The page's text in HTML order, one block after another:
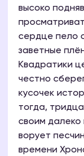
высоко
сердце пело
заветные
Квадратики
честно
кусочек
тогда,
своим
ворует
времени